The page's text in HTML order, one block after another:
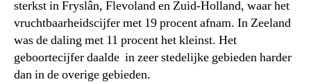
sterkst in Fryslân, Flevoland en Zuid-Holland, waar het
vruchtbaarheidscijfer met 19 procent afnam. In Zeeland
was de daling met 11 procent het kleinst. Het
geboortecijfer daalde in zeer stedelijke gebieden harder
dan in de overige gebieden.